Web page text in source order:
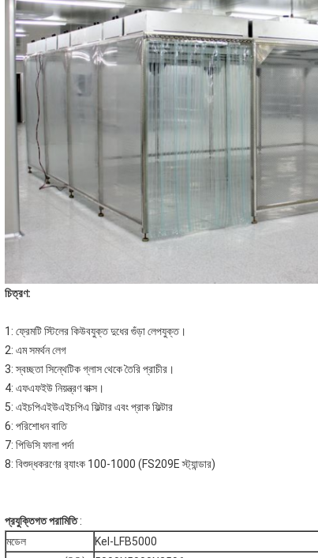
চিত্রণ:
1: ফ্রেমটি স্টিলের কিউবযুক্ত দুধের গুঁড়া লেপযুক্ত।
2: এম সমর্থন লেগ
3: স্বচ্ছতা সিন্থেটিক গ্লাস থেকে তৈরি প্রাচীর।
4: এফএফইউ নিয়ন্ত্রণ বাক্স।
5: এইচপিএইউএইচপিএ ফিল্টার এবং প্রাক ফিল্টার
6: পরিশোধন বাতি
7: পিভিসি ফালা পর্দা
8: বিশুদ্ধকরণের র‌্যাংক 100-1000 (FS209E স্ট্যান্ডার)
প্রযুক্তিগত পরামিতি:
মডেল
Kel-LFB5000